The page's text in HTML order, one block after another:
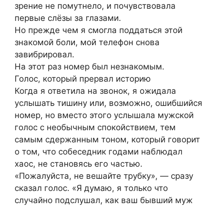
зрение не помутнело, и почувствовала
первые слёзы за глазами.
Но прежде чем я смогла поддаться этой
знакомой боли, мой телефон снова
завибрировал.
На этот раз номер был незнакомым.
Голос, который прервал историю
Когда я ответила на звонок, я ожидала
услышать тишину или, возможно, ошибшийся
номер, но вместо этого услышала мужской
голос с необычным спокойствием, тем
самым сдержанным тоном, который говорит
о том, что собеседник годами наблюдал
хаос, не становясь его частью.
«Пожалуйста, не вешайте трубку», — сразу
сказал голос. «Я думаю, я только что
случайно подслушал, как ваш бывший муж